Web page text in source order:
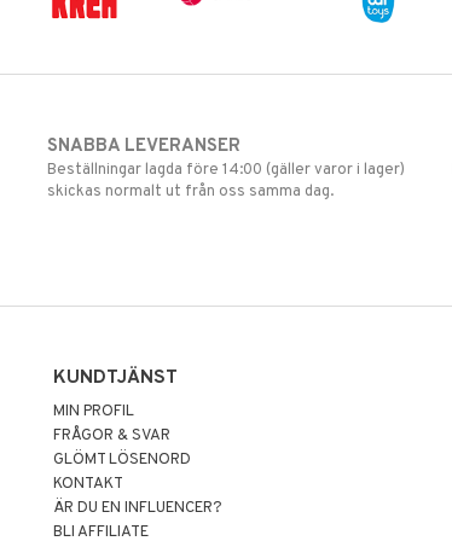
SNABBA LEVERANSER
Beställningar lagda före 14:00 (gäller varor i lager)
skickas normalt ut från oss samma dag.
KUNDTJÄNST
MIN PROFIL
FRÅGOR & SVAR
GLÖMT LÖSENORD
KONTAKT
ÄR DU EN INFLUENCER?
BLI AFFILIATE